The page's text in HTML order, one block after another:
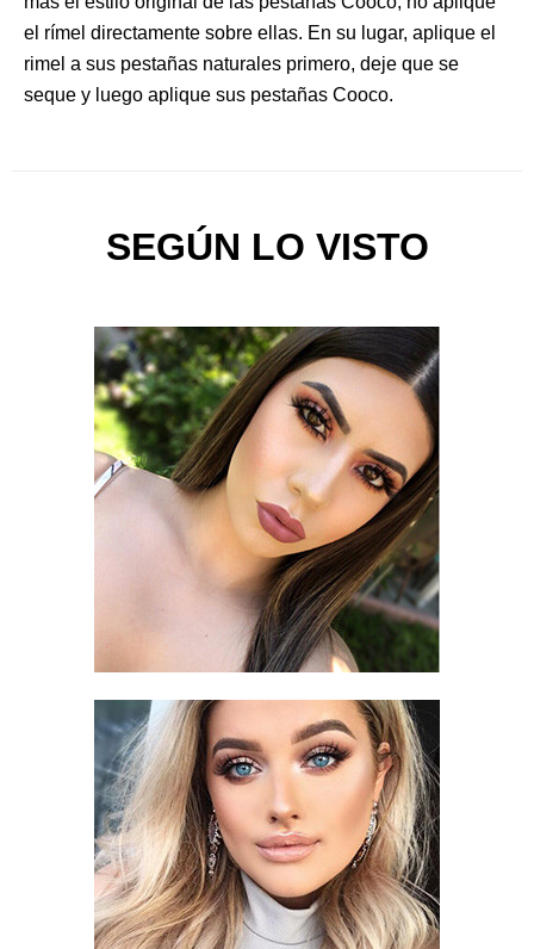
el rímel directamente sobre ellas. En su lugar, aplique el
rimel a sus pestañas naturales primero, deje que se
seque y luego aplique sus pestañas Cooco.
SEGÚN LO VISTO